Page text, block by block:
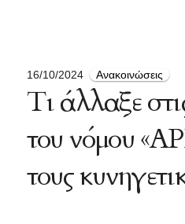
16/10/2024 Ανακοινώσεις
Τι άλλαξε
του νόμου
τους